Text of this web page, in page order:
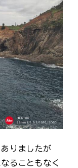
りましたが
ることもなく